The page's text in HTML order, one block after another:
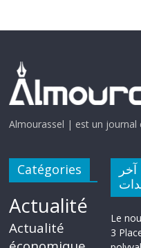
Almourassel | est un journal
Catégories
Actualité
Actualité
آخر
Le
3